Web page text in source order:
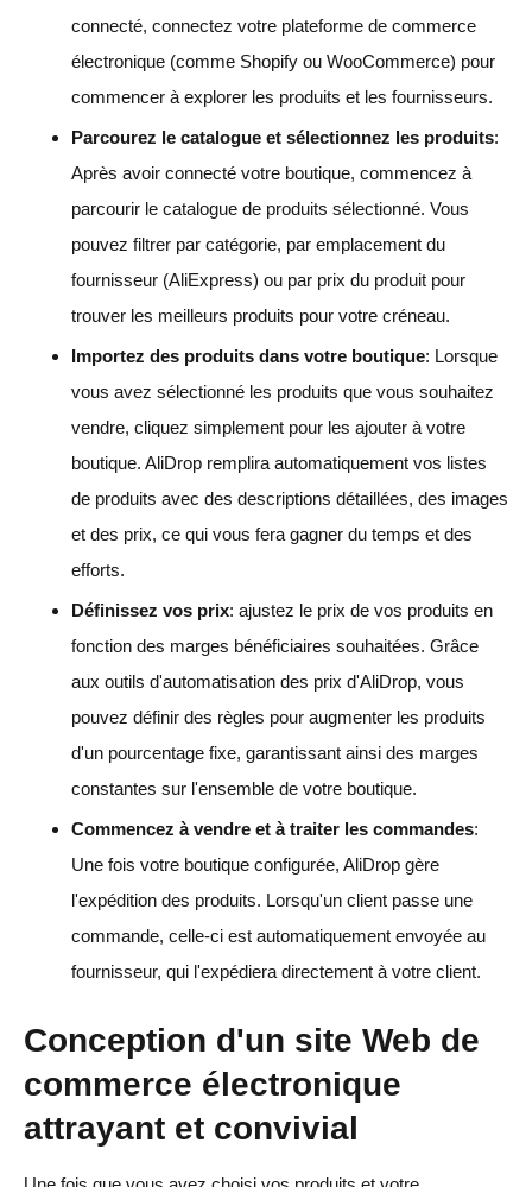
connecté, connectez votre plateforme de commerce
électronique (comme Shopify ou WooCommerce) pour
commencer à explorer les produits et les fournisseurs.
Parcourez le catalogue et sélectionnez les produits:
Après avoir connecté votre boutique, commencez à
parcourir le catalogue de produits sélectionné. Vous
pouvez filtrer par catégorie, par emplacement du
fournisseur (AliExpress) ou par prix du produit pour
trouver les meilleurs produits pour votre créneau.
Importez des produits dans votre boutique: Lorsque
vous avez sélectionné les produits que vous souhaitez
vendre, cliquez simplement pour les ajouter à votre
boutique. AliDrop remplira automatiquement vos listes
de produits avec des descriptions détaillées, des images
et des prix, ce qui vous fera gagner du temps et des
efforts.
Définissez vos prix: ajustez le prix de vos produits en
fonction des marges bénéficiaires souhaitées. Grâce
aux outils d'automatisation des prix d'AliDrop, vous
pouvez définir des règles pour augmenter les produits
d'un pourcentage fixe, garantissant ainsi des marges
constantes sur l'ensemble de votre boutique.
Commencez à vendre et à traiter les commandes:
Une fois votre boutique configurée, AliDrop gère
l'expédition des produits. Lorsqu'un client passe une
commande, celle-ci est automatiquement envoyée au
fournisseur, qui l'expédiera directement à votre client.
Conception d'un site Web de
commerce électronique
attrayant et convivial